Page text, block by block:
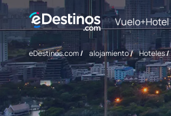
Vuelo+Hotel
eDestinos.com/ alojamiento/ Hoteles/